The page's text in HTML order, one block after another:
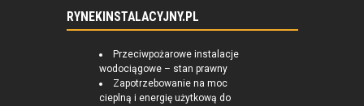
RYNEKINSTALACYJNY.PL
Przeciwpożarowe instalacje
wodociągowe – stan prawny
Zapotrzebowanie na moc
cieplną i energię użytkową do